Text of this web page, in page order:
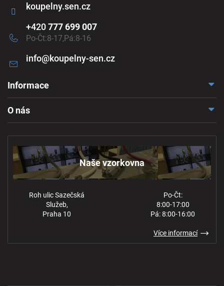
info@koupelny-sen.cz
+420777 699 007
Po-Čt:8-17,Pá:8-16
koupelny.sen.cz
Informace
Ochrana osobních údajů
O nás
Naše vzorkovna
Roh ulic Sazečská
Služeb,
Praha 10
Po-Čt:
8:00-17:00
Pá: 8:00-16:00
Více informací